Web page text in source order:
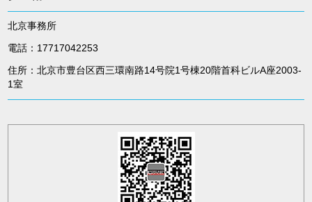
北京事務所
電話：17717042253
住所：北京市豊台区西三環南路14号院1号棟20階首科ビルA座2003-
1室